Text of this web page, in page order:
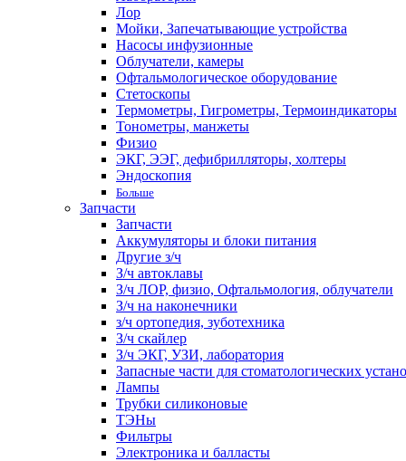
Лор
Мойки, Запечатывающие устройства
Насосы инфузионные
Облучатели, камеры
Офтальмологическое оборудование
Стетоскопы
Термометры, Гигрометры, Термоиндикаторы
Тонометры, манжеты
Физио
ЭКГ, ЭЭГ, дефибрилляторы, холтеры
Эндоскопия
Больше
Запчасти
Запчасти
Аккумуляторы и блоки питания
Другие з/ч
З/ч автоклавы
З/ч ЛОР, физио, Офтальмология, облучатели
З/ч на наконечники
з/ч ортопедия, зуботехника
З/ч скайлер
З/ч ЭКГ, УЗИ, лаборатория
Запасные части для стоматологических
Лампы
Трубки силиконовые
ТЭНы
Фильтры
Электроника и балласты